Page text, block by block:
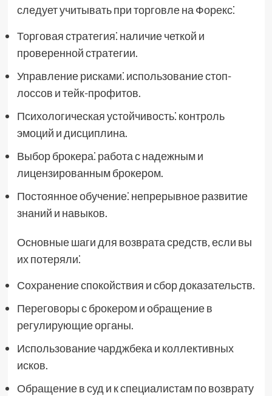
следует учитывать при торговле на Форекс⁚
Торговая стратегия⁚ наличие четкой и
проверенной стратегии.
Управление рисками⁚ использование стоп-
лоссов и тейк-профитов.
Психологическая устойчивость⁚ контроль
эмоций и дисциплина.
Выбор брокера⁚ работа с надежным и
лицензированным брокером.
Постоянное обучение⁚ непрерывное развитие
знаний и навыков.
Основные шаги для возврата средств, если вы
их потеряли⁚
Сохранение спокойствия и сбор доказательств.
Переговоры с брокером и обращение в
регулирующие органы.
Использование чарджбека и коллективных
исков.
Обращение в суд и к специалистам по возврату